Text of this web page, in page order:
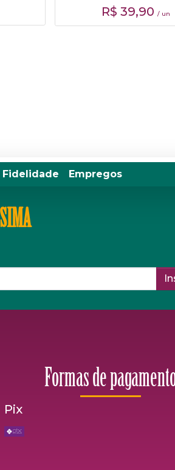
R$ 39,90 / un
Fidelidade Empregos
Formas de
Pix